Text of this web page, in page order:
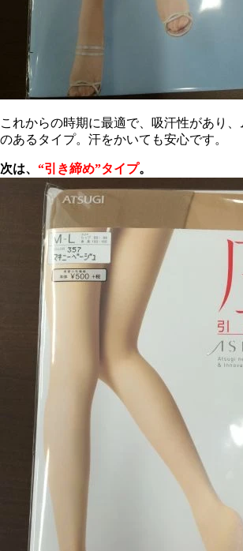
これからの時期に最適で、吸汗性があり
のあるタイプ。汗をかいても安心です。
次は、 “引き締め”タイプ。